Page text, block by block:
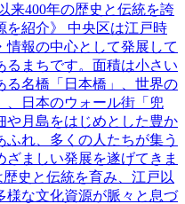
400年の歴史と伝統を誇
を紹介》 中央区は江戸時
報の中心として発展して
るまちです。面積は小さい
る名橋「日本橋」、世界の
、日本のウォール街「兜
や月島をはじめとした豊か
れ、多くの人たちが集う
ましい発展を遂げてきま
史と伝統を育み、江戸以
様な文化資源が脈々と息づ